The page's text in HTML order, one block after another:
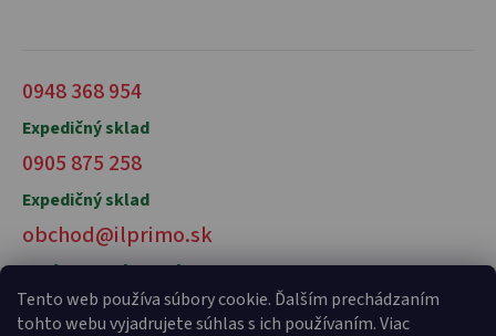
Tento web používa súbory cookie. Ďalším prechádzaním
tohto webu vyjadrujete súhlas s ich používaním. Viac
0948 368 954
Expedičný sklad
0905 875 258
Expedičný sklad
obchod@ilprimo.sk
V prípade otázok nás kontaktujte